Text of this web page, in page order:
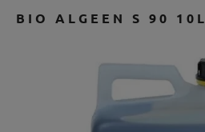
BIO ALGEEN S 90 10L